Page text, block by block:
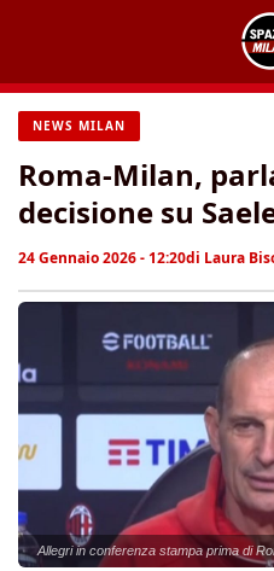
contenuto
NEWS MILAN
Roma-Milan,
decisione su
24 Gennaio 2026 - 12:20di Laura
Allegri in conferenza stampa prima di